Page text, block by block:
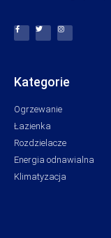
Kategorie
Ogrzewanie
Łazienka
Rozdzielacze
Energia odnawialna
Klimatyzacja